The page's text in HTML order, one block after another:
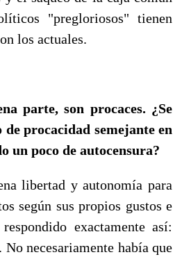
"pregloriosos" tienen
los actuales.
parte, son procaces. ¿Se
procacidad semejante en
un poco de autocensura?
libertad y autonomía para
según sus propios gustos e
exactamente así:
necesariamente había que